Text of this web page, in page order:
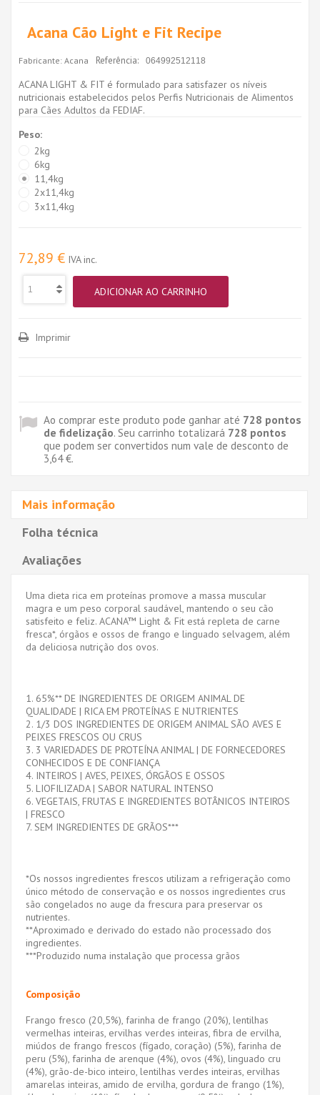
Acana Cão Light e Fit Recipe
Fabricante: Acana Referência: 064992512118
ACANA LIGHT & FIT é formulado para satisfazer os níveis
nutricionais estabelecidos pelos Perfis Nutricionais de Alimentos
para Cães Adultos da FEDIAF.
Peso:
2kg
6kg
11,4kg
2x11,4kg
3x11,4kg
72,89 € IVA inc.
ADICIONAR AO CARRINHO
Imprimir
Ao comprar este produto pode ganhar até 728 pontos
de fidelização. Seu carrinho totalizará 728 pontos
que podem ser convertidos num vale de desconto de
3,64 €.
Mais informação
Folha técnica
Avaliações
Uma dieta rica em proteínas promove a massa muscular
magra e um peso corporal saudável, mantendo o seu cão
satisfeito e feliz. ACANA™ Light & Fit está repleta de carne
fresca*, órgãos e ossos de frango e linguado selvagem, além
da deliciosa nutrição dos ovos.
1. 65%** DE INGREDIENTES DE ORIGEM ANIMAL DE
QUALIDADE | RICA EM PROTEÍNAS E NUTRIENTES
2. 1/3 DOS INGREDIENTES DE ORIGEM ANIMAL SÃO AVES E
PEIXES FRESCOS OU CRUS
3. 3 VARIEDADES DE PROTEÍNA ANIMAL | DE FORNECEDORES
CONHECIDOS E DE CONFIANÇA
4. INTEIROS | AVES, PEIXES, ÓRGÃOS E OSSOS
5. LIOFILIZADA | SABOR NATURAL INTENSO
6. VEGETAIS, FRUTAS E INGREDIENTES BOTÂNICOS INTEIROS
| FRESCO
7. SEM INGREDIENTES DE GRÃOS***
*Os nossos ingredientes frescos utilizam a refrigeração como
único método de conservação e os nossos ingredientes crus
são congelados no auge da frescura para preservar os
nutrientes.
**Aproximado e derivado do estado não processado dos
ingredientes.
***Produzido numa instalação que processa grãos
Composição
Frango fresco (20,5%), farinha de frango (20%), lentilhas
vermelhas inteiras, ervilhas verdes inteiras, fibra de ervilha,
miúdos de frango frescos (fígado, coração) (5%), farinha de
peru (5%), farinha de arenque (4%), ovos (4%), linguado cru
(4%), grão-de-bico inteiro, lentilhas verdes inteiras, ervilhas
amarelas inteiras, amido de ervilha, gordura de frango (1%),